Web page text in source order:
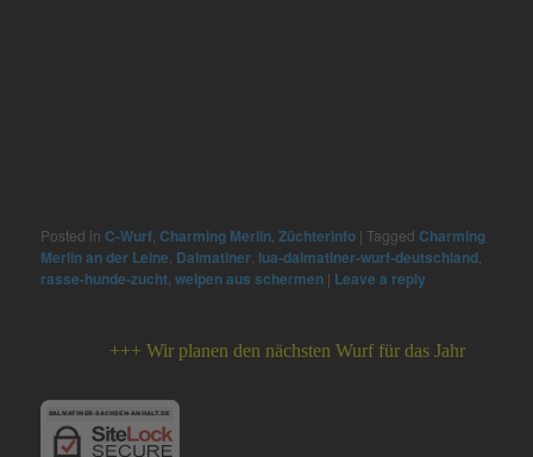
Posted in C-Wurf ,Charming Merlin ,Züchterinfo |Tagged Charming
Merlin an der Leine Dalmatiner lua-dalmatiner-wurf-deutschland
rasse-hunde-zucht ,welpen aus schermen | Leave a reply
+++ Wir planen den nächsten Wurf für das Jahr 2026 +++